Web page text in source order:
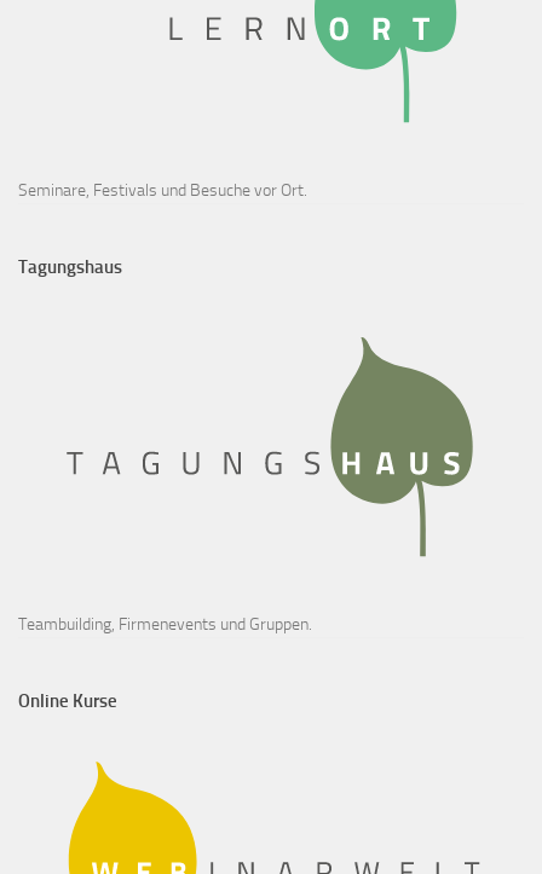
Seminare, Festivals und Besuche vor Ort.
Tagungshaus
Teambuilding, Firmenevents und Gruppen.
Online Kurse